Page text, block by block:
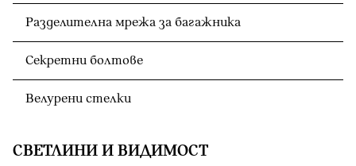
Разделителна мрежа за багажника
Секретни болтове
Велурени стелки
СВЕТЛИНИ И ВИДИМОСТ